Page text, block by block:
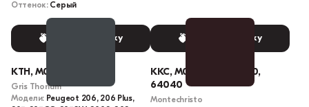
Оттенок: Серый
Выбрать краску Выбрать краску
KTH, M09H, 9HM0
Gris Thorium
Модели: Peugeot 206, 206 Plus,
KKC, M01C, KKCD, 1CM0,
64040
Montechristo